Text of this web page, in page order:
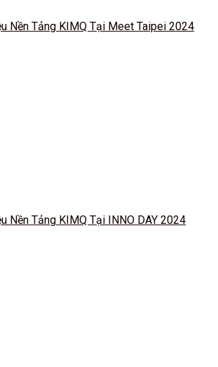
Nền Tảng KIMQ Tại Meet Taipei 2024
Nền Tảng KIMQ Tại INNO DAY 2024